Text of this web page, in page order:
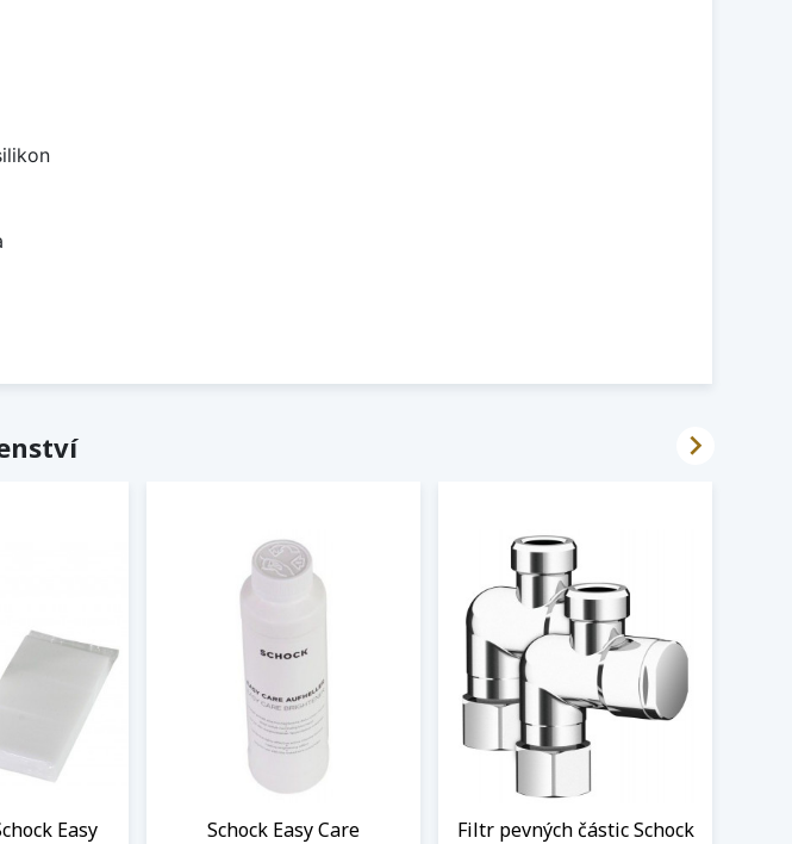
Easy Schock Easy Care Filtr pevných částic Schock
